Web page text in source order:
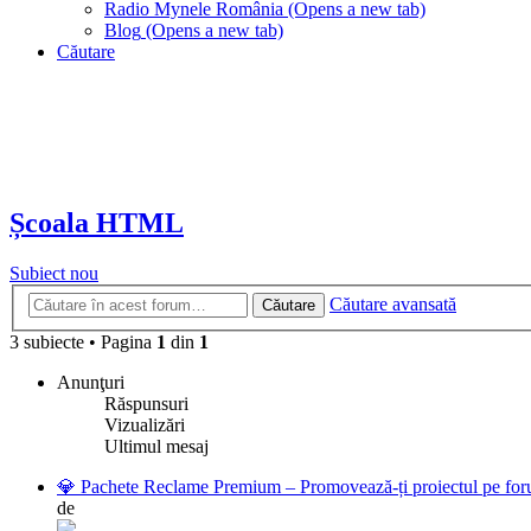
Radio Mynele România (Opens a new tab)
Blog (Opens a new tab)
Căutare
Școala HTML
Subiect nou
Căutare
Căutare avansată
3 subiecte • Pagina 1 din 1
Anunţuri
Răspunsuri
Vizualizări
Ultimul mesaj
💎 Pachete Reclame Premium – Promovează-ți proiectul pe
de